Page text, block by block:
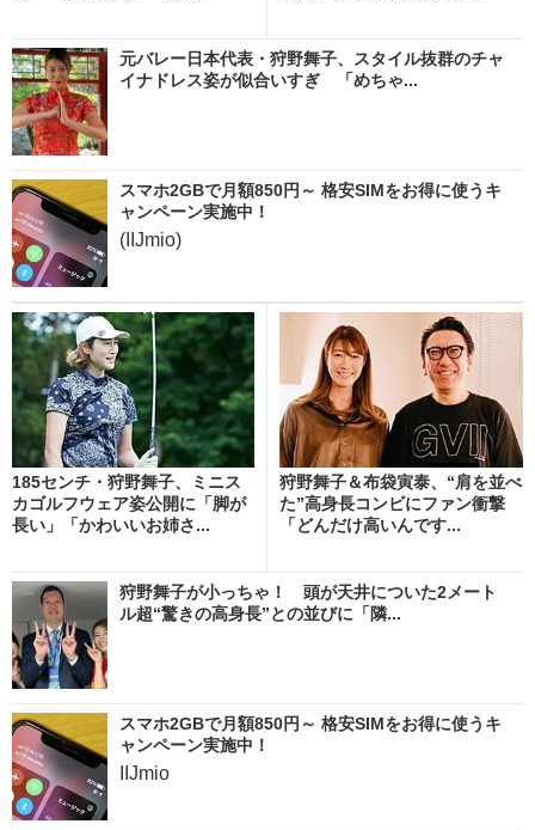
元バレー日本代表・狩野舞子、スタイル抜群のチャ
イナドレス姿が似合いすぎ 「めちゃ...
スマホ2GBで月額850円～ 格安SIMをお得に使うキ
ャンペーン実施中！
(IIJmio)
185センチ・狩野舞子、ミニス
カゴルフウェア姿公開に「脚が
長い」「かわいいお姉さ...
狩野舞子＆布袋寅泰、“肩を並べ
た”高身長コンビにファン衝撃
「どんだけ高いんです...
狩野舞子が小っちゃ！ 頭が天井についた2メート
ル超“驚きの高身長”との並びに「隣...
スマホ2GBで月額850円～ 格安SIMをお得に使うキ
ャンペーン実施中！
IIJmio